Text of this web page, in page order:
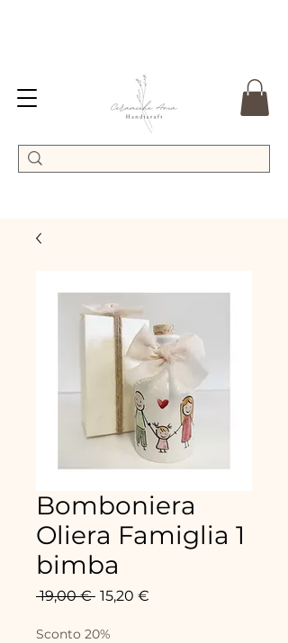
Bomboniera
Oliera Famiglia 1
bimba
19,00 € Standardpreis
15,20 €
Sconto 20%